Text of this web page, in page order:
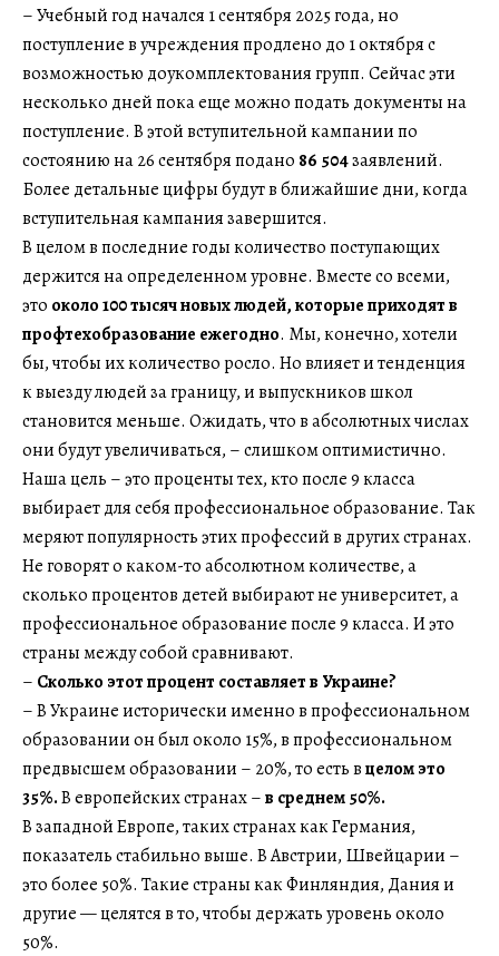
– Учебный год начался 1 сентября 2025 года, но
поступление в учреждения продлено до 1 октября с
возможностью доукомплектования групп. Сейчас эти
несколько дней пока еще можно подать документы на
поступление. В этой вступительной кампании по
состоянию на 26 сентября подано 86 504заявлений.
Более детальные цифры будут в ближайшие дни, когда
вступительная кампания завершится.
В целом в последние годы количество поступающих
держится на определенном уровне. Вместе со всеми,
это около 100 тысяч новых людей, которые приходят в
профтехобразование ежегодно. Мы, конечно, хотели
бы, чтобы их количество росло. Но влияет и тенденция
к выезду людей за границу, и выпускников школ
становится меньше. Ожидать, что в абсолютных числах
они будут увеличиваться, – слишком оптимистично.
Наша цель – это проценты тех, кто после 9 класса
выбирает для себя профессиональное образование. Так
меряют популярность этих профессий в других странах.
Не говорят о каком-то абсолютном количестве, а
сколько процентов детей выбирают не университет, а
профессиональное образование после 9 класса. И это
страны между собой сравнивают.
– Сколько этот процент составляет в Украине?
– В Украине исторически именно в профессиональном
образовании он был около 15%, в профессиональном
предвысшем образовании – 20%, то есть вцелом это
35%.В европейских странах –в среднем 50%.
В западной Европе, таких странах как Германия,
показатель стабильно выше. В Австрии, Швейцарии –
это более 50%. Такие страны как Финляндия, Дания и
другие — целятся в то, чтобы держать уровень около
50%.